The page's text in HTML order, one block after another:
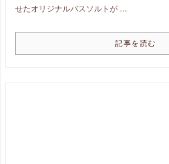
せたオリジナルバスソルトが ...
記事を読む